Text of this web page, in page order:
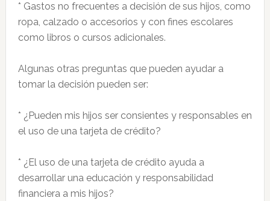
* Gastos no frecuentes a decisión de sus hijos, como
ropa, calzado o accesorios y con fines escolares
como libros o cursos adicionales.
Algunas otras preguntas que pueden ayudar a
tomar la decisión pueden ser:
* ¿Pueden mis hijos ser consientes y responsables en
el uso de una tarjeta de crédito?
* ¿El uso de una tarjeta de crédito ayuda a
desarrollar una educación y responsabilidad
financiera a mis hijos?